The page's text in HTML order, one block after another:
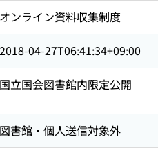
オンライン資料収集制度
2018-04-27T06:41:34+09:00
国立国会図書館内限定公開
図書館・個人送信対象外